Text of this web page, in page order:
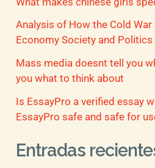
Analysis of How the Cold
Economy Society and
Mass media doesnt tell you
you what to think about
Is EssayPro a verified essay
EssayPro safe and safe for
Entradas